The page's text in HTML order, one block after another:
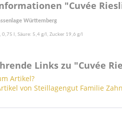
"Cuvée
Württemberg
0,75 l, Säure: 5,4 g/l, Zucker 19,6 g/l
Links zu "Cuvée
Artikel?
von Steillagengut Familie